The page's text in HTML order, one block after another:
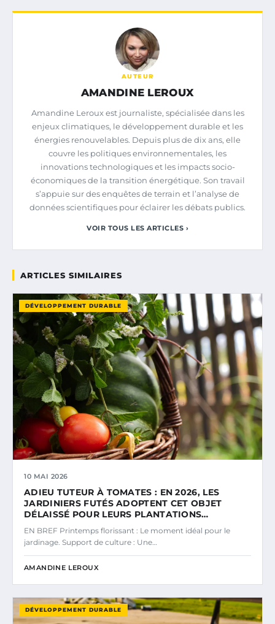
AUTEUR
AMANDINE LEROUX
Amandine Leroux est journaliste, spécialisée dans les
enjeux climatiques, le développement durable et les
énergies renouvelables. Depuis plus de dix ans, elle
couvre les politiques environnementales, les
innovations technologiques et les impacts socio-
économiques de la transition énergétique. Son travail
s’appuie sur des enquêtes de terrain et l’analyse de
données scientifiques pour éclairer les débats publics.
VOIR TOUS LES ARTICLES ›
ARTICLES SIMILAIRES
DÉVELOPPEMENT DURABLE
10 MAI 2026
ADIEU TUTEUR À TOMATES : EN 2026, LES
JARDINIERS FUTÉS ADOPTENT CET OBJET
DÉLAISSÉ POUR LEURS PLANTATIONS…
EN BREF Printemps florissant : Le moment idéal pour le
jardinage. Support de culture : Une…
AMANDINE LEROUX
DÉVELOPPEMENT DURABLE